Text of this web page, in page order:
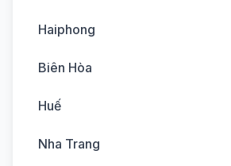
Haiphong
Biên Hòa
Huế
Nha Trang